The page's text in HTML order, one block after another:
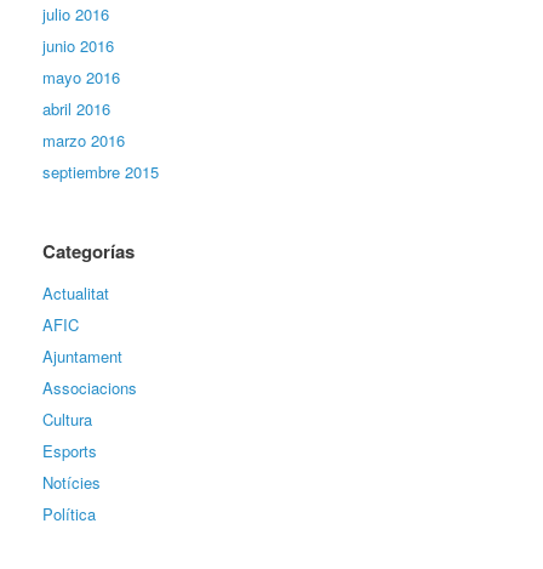
julio 2016
junio 2016
mayo 2016
abril 2016
marzo 2016
septiembre 2015
Categorías
Actualitat
AFIC
Ajuntament
Associacions
Cultura
Esports
Notícies
Política